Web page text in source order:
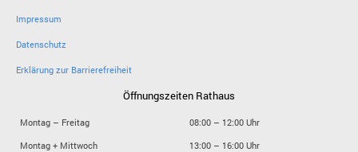
Impressum
Datenschutz
Erklärung zur Barrierefreiheit
Öffnungszeiten Rathaus
Montag – Freitag
08:00 – 12:00 Uhr
Montag + Mittwoch
13:00 – 16:00 Uhr